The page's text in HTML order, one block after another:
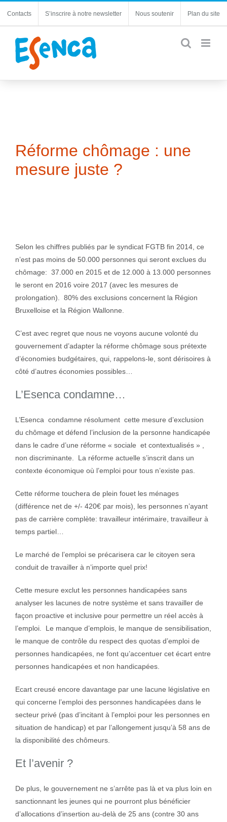
Contacts S’inscrire à notre newsletter Nous soutenir Plan du site
Réforme chômage : une
mesure juste ?
Selon les chiffres publiés par le syndicat FGTB fin 2014, ce
n’est pas moins de 50.000 personnes qui seront exclues du
chômage: 37.000 en 2015 et de 12.000 à 13.000 personnes
le seront en 2016 voire 2017 (avec les mesures de
prolongation). 80% des exclusions concernent la Région
Bruxelloise et la Région Wallonne.
C’est avec regret que nous ne voyons aucune volonté du
gouvernement d’adapter la réforme chômage sous prétexte
d’économies budgétaires, qui, rappelons-le, sont dérisoires à
côté d’autres économies possibles…
L’Esenca condamne…
L’Esenca condamne résolument cette mesure d’exclusion
du chômage et défend l’inclusion de la personne handicapée
dans le cadre d’une réforme « sociale et contextualisés » ,
non discriminante. La réforme actuelle s’inscrit dans un
contexte économique où l’emploi pour tous n’existe pas.
Cette réforme touchera de plein fouet les ménages
(différence net de +/- 420€ par mois), les personnes n’ayant
pas de carrière complète: travailleur intérimaire, travailleur à
temps partiel…
Le marché de l’emploi se précarisera car le citoyen sera
conduit de travailler à n’importe quel prix!
Cette mesure exclut les personnes handicapées sans
analyser les lacunes de notre système et sans travailler de
façon proactive et inclusive pour permettre un réel accès à
l’emploi. Le manque d’emplois, le manque de sensibilisation,
le manque de contrôle du respect des quotas d’emploi de
personnes handicapées, ne font qu’accentuer cet écart entre
personnes handicapées et non handicapées.
Ecart creusé encore davantage par une lacune législative en
qui concerne l’emploi des personnes handicapées dans le
secteur privé (pas d’incitant à l’emploi pour les personnes en
situation de handicap) et par l’allongement jusqu’à 58 ans de
la disponibilité des chômeurs.
Et l’avenir ?
De plus, le gouvernement ne s’arrête pas là et va plus loin en
sanctionnant les jeunes qui ne pourront plus bénéficier
d’allocations d’insertion au-delà de 25 ans (contre 30 ans